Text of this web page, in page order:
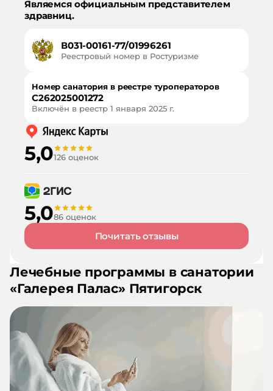
Являемся официальным представителем
здравниц.
В031-00161-77/01996261
Реестровый номер в Ростуризме
Номер санатория в реестре туроператоров
С262025001272
Включён в реестр 1 января 2025 г.
5,0126 оценок
5,086 оценок
Почитать отзывы
Лечебные программы в санатории
«Галерея Палас» Пятигорск